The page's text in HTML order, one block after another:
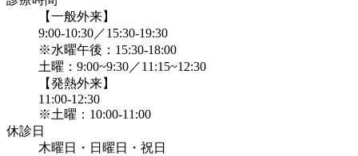
【一般外来】
9:00-10:30／15:30-19:30
※水曜午後：15:30-18:00
土曜：9:00~9:30／11:15~12:30
【発熱外来】
11:00-12:30
※土曜：10:00-11:00
休診日
木曜日・日曜日・祝日